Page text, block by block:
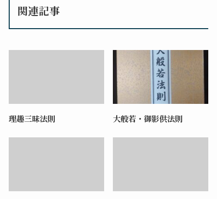
関連記事
理趣三昧法則 大般若・御影供法則